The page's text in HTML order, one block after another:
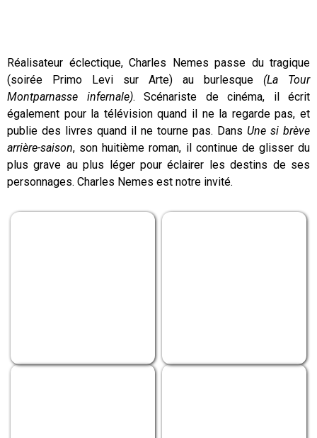
Réalisateur éclectique, Charles Nemes passe du tragique
(soirée Primo Levi sur Arte) au burlesque (La Tour
Montparnasse infernale). Scénariste de cinéma, il écrit
également pour la télévision quand il ne la regarde pas, et
publie des livres quand il ne tourne pas. Dans Une si brève
arrière-saison, son huitième roman, il continue de glisser du
plus grave au plus léger pour éclairer les destins de ses
personnages. Charles Nemes est notre invité.